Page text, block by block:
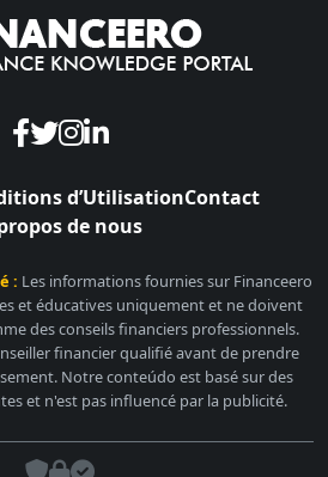
d’UtilisationContact
de nous
: Les informations fournies sur Financeero
et éducatives uniquement et ne doivent
des conseils financiers professionnels.
financier qualifié avant de prendre
Notre conteúdo est basé sur des
et n'est pas influencé par la publicité.